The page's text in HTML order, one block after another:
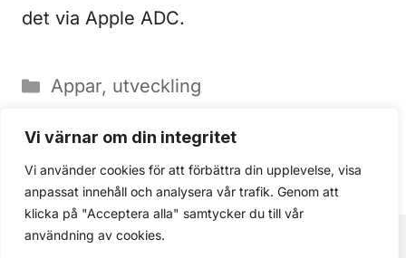
Vi värnar om din integritet
Vi använder cookies för att förbättra din upplevelse, visa
anpassat innehåll och analysera vår trafik. Genom att
klicka på "Acceptera alla" samtycker du till vår
användning av cookies.
det via Apple ADC.
Kategorier
Appar, utveckling
Svenska priset för 8gb iPhone med
3G för: 4000kr?